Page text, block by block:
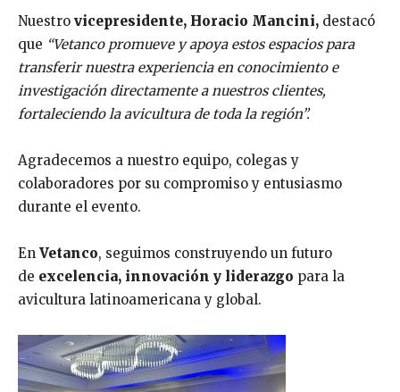
Nuestro vicepresidente, Horacio Mancini, destacó
que “Vetanco promueve y apoya estos espacios para
transferir nuestra experiencia en conocimiento e
investigación directamente a nuestros clientes,
fortaleciendo la avicultura de toda la región”.
Agradecemos a nuestro equipo, colegas y
colaboradores por su compromiso y entusiasmo
durante el evento.
En Vetanco, seguimos construyendo un futuro
de excelencia, innovación y liderazgo para la
avicultura latinoamericana y global.